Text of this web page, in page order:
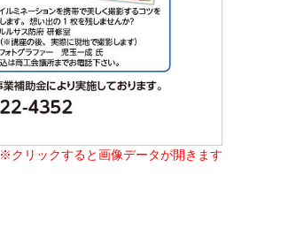
※クリックすると画像データが開きます